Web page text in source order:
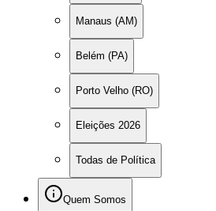
Manaus (AM)
Belém (PA)
Porto Velho (RO)
Eleições 2026
Todas de Política
Quem Somos